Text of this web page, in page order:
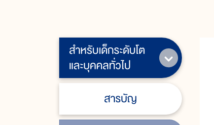
สำหรับเด็กระดับโต
และบุคคลทั่วไป
สารบัญ